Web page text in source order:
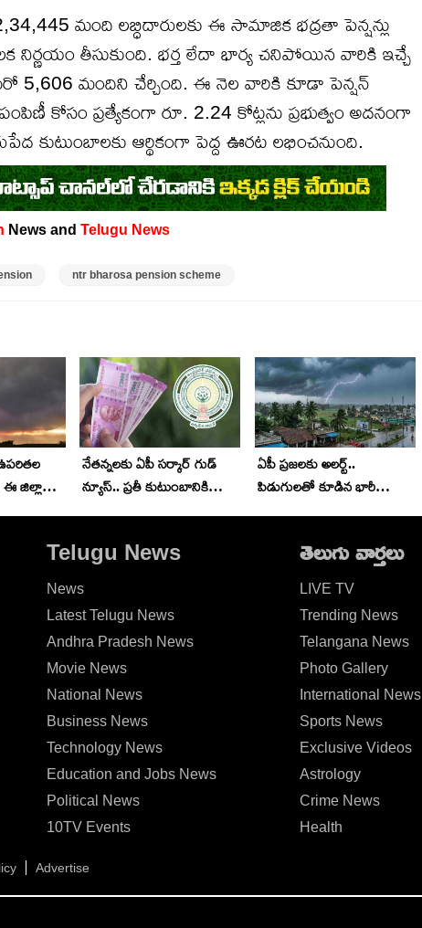
మంది లబ్ధిదారులకు ఈ సామాజిక భద్రతా పెన్షన్లు
నిర్ణయం తీసుకుంది. భర్త లేదా భార్య చనిపోయిన వారికి ఇచ్చే
5,606 మందిని చేర్చింది. ఈ నెల వారికి కూడా పెన్షన్
కోసం ప్రత్యేకంగా రూ. 2.24 కోట్లను ప్రభుత్వం అదనంగా
కుటుంబాలకు ఆర్థికంగా పెద్ద ఊరట లభించనుంది.
News and Telugu News
ntr bharosa pension scheme
జిల్లాల్లో
నేతన్నలకు ఏపీ సర్కార్ గుడ్
న్యూస్.. ప్రతీ కుటుంబానికి
ఏపీ ప్రజలకు అలర్ట్..
పిడుగులతో కూడిన భారీ
Telugu News
News
Latest Telugu News
Andhra Pradesh News
Movie News
National News
Business News
Technology News
Education and Jobs News
Political News
10TV Events
తెలుగు వార్తలు
LIVE TV
Trending News
Telangana News
Photo Gallery
International News
Sports News
Exclusive Videos
Astrology
Crime News
Health
Advertise